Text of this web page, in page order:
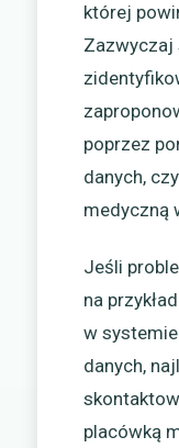
której
Zazwyczaj
poprzez
danych,
medyczną
Jeśli
na
w
danych,
placówką